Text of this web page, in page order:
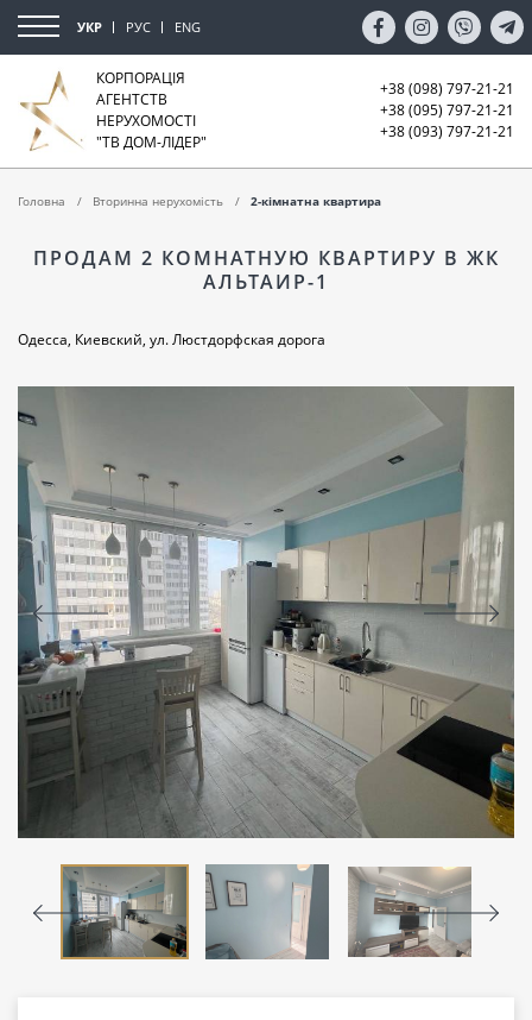
УКР РУС ENG
КОРПОРАЦІЯ
АГЕНТСТВ
НЕРУХОМОСТІ
"ТВ ДОМ-ЛІДЕР"
+38 (098) 797-21-21
+38 (095) 797-21-21
+38 (093) 797-21-21
Головна Вторинна нерухомість 2-кімнатна квартира
ПРОДАМ 2 КОМНАТНУЮ КВАРТИРУ В ЖК
АЛЬТАИР-1
Одесса, Киевский, ул. Люстдорфская дорога